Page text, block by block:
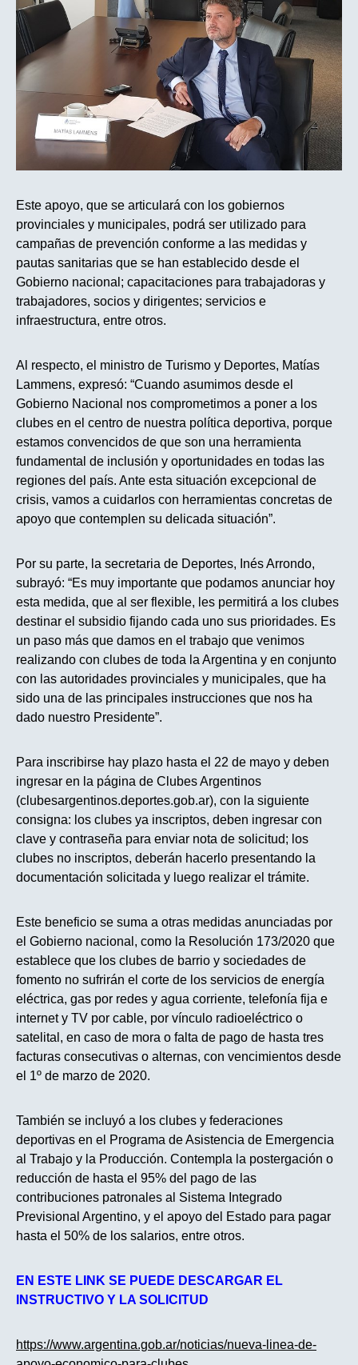
Este apoyo, que se articulará con los gobiernos
provinciales y municipales, podrá ser utilizado para
campañas de prevención conforme a las medidas y
pautas sanitarias que se han establecido desde el
Gobierno nacional; capacitaciones para trabajadoras y
trabajadores, socios y dirigentes; servicios e
infraestructura, entre otros.
Al respecto, el ministro de Turismo y Deportes, Matías
Lammens, expresó: “Cuando asumimos desde el
Gobierno Nacional nos comprometimos a poner a los
clubes en el centro de nuestra política deportiva, porque
estamos convencidos de que son una herramienta
fundamental de inclusión y oportunidades en todas las
regiones del país. Ante esta situación excepcional de
crisis, vamos a cuidarlos con herramientas concretas de
apoyo que contemplen su delicada situación”.
Por su parte, la secretaria de Deportes, Inés Arrondo,
subrayó: “Es muy importante que podamos anunciar hoy
esta medida, que al ser flexible, les permitirá a los clubes
destinar el subsidio fijando cada uno sus prioridades. Es
un paso más que damos en el trabajo que venimos
realizando con clubes de toda la Argentina y en conjunto
con las autoridades provinciales y municipales, que ha
sido una de las principales instrucciones que nos ha
dado nuestro Presidente”.
Para inscribirse hay plazo hasta el 22 de mayo y deben
ingresar en la página de Clubes Argentinos
(clubesargentinos.deportes.gob.ar), con la siguiente
consigna: los clubes ya inscriptos, deben ingresar con
clave y contraseña para enviar nota de solicitud; los
clubes no inscriptos, deberán hacerlo presentando la
documentación solicitada y luego realizar el trámite.
Este beneficio se suma a otras medidas anunciadas por
el Gobierno nacional, como la Resolución 173/2020 que
establece que los clubes de barrio y sociedades de
fomento no sufrirán el corte de los servicios de energía
eléctrica, gas por redes y agua corriente, telefonía fija e
internet y TV por cable, por vínculo radioeléctrico o
satelital, en caso de mora o falta de pago de hasta tres
facturas consecutivas o alternas, con vencimientos desde
el 1º de marzo de 2020.
También se incluyó a los clubes y federaciones
deportivas en el Programa de Asistencia de Emergencia
al Trabajo y la Producción. Contempla la postergación o
reducción de hasta el 95% del pago de las
contribuciones patronales al Sistema Integrado
Previsional Argentino, y el apoyo del Estado para pagar
hasta el 50% de los salarios, entre otros.
EN ESTE LINK SE PUEDE DESCARGAR EL
INSTRUCTIVO Y LA SOLICITUD
https://www.argentina.gob.ar/noticias/nueva-linea-de-